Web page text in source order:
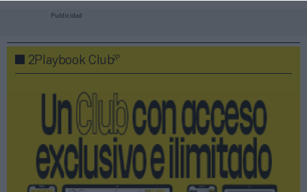
Publicidad
2Playbook Club2P